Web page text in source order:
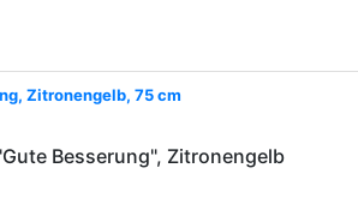
Zitronengelb, 75 cm
Besserung", Zitronengelb